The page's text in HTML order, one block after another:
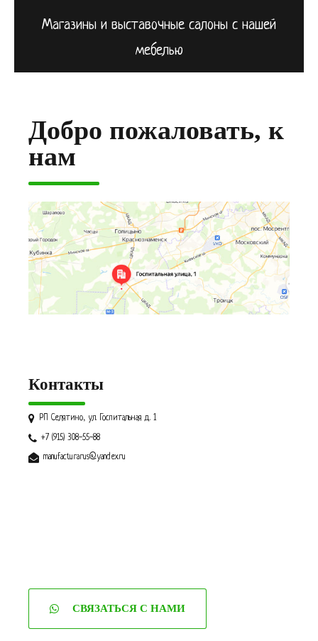
Магазины и выставочные салоны с нашей
мебелью
Добро пожаловать, к
нам
Контакты
РП Селятино, ул. Госпитальная д. 1
+7 (915) 308-55-88
manufacturarus@yandex.ru
СВЯЗАТЬСЯ С НАМИ